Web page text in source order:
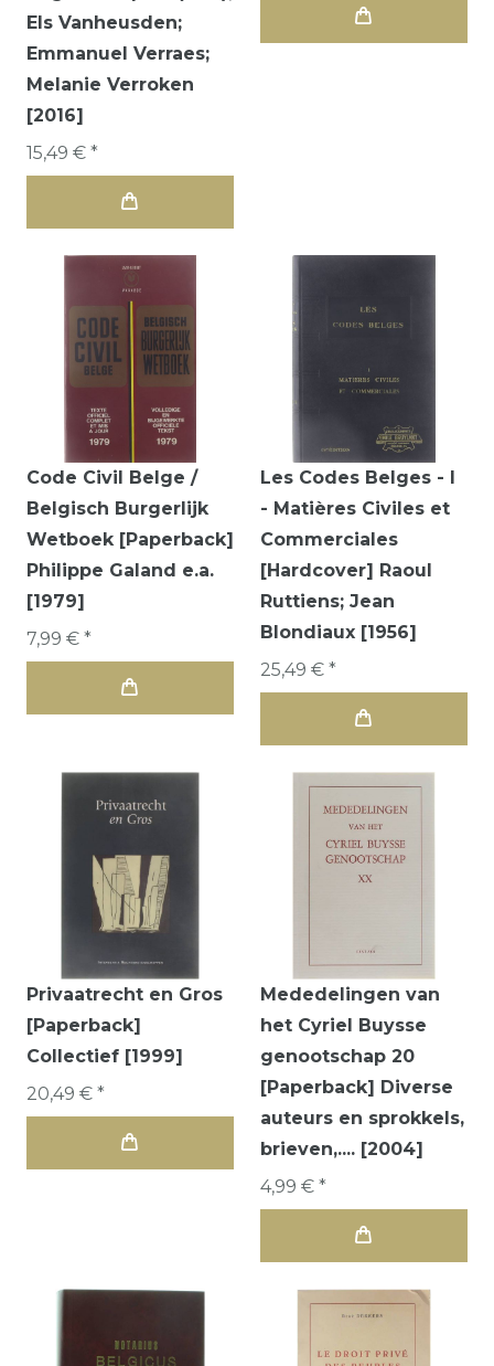
Els Vanheusden;
Emmanuel Verraes;
Melanie Verroken
[2016]
15,49 € *
Code Civil Belge /
Belgisch Burgerlijk
Wetboek [Paperback]
Philippe Galand e.a.
[1979]
7,99 € *
Les Codes Belges - I
- Matières Civiles et
Commerciales
[Hardcover] Raoul
Ruttiens; Jean
Blondiaux [1956]
25,49 € *
Privaatrecht en Gros
[Paperback]
Collectief [1999]
20,49 € *
Mededelingen van
het Cyriel Buysse
genootschap 20
[Paperback] Diverse
auteurs en sprokkels,
brieven,.... [2004]
4,99 € *